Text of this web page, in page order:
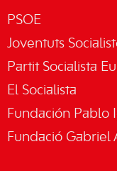
PSOE
Joventuts
Partit Socialista
El Socialista
Fundación Pablo
Fundació Gabriel